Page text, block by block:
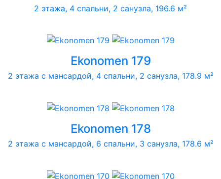
2 этажа, 4 спальни, 2 санузла, 196.6 м²
Ekonomen 179
2 этажа с мансардой, 4 спальни, 2 санузла, 178.9 м²
Ekonomen 178
2 этажа с мансардой, 6 спальни, 3 санузла, 178.6 м²